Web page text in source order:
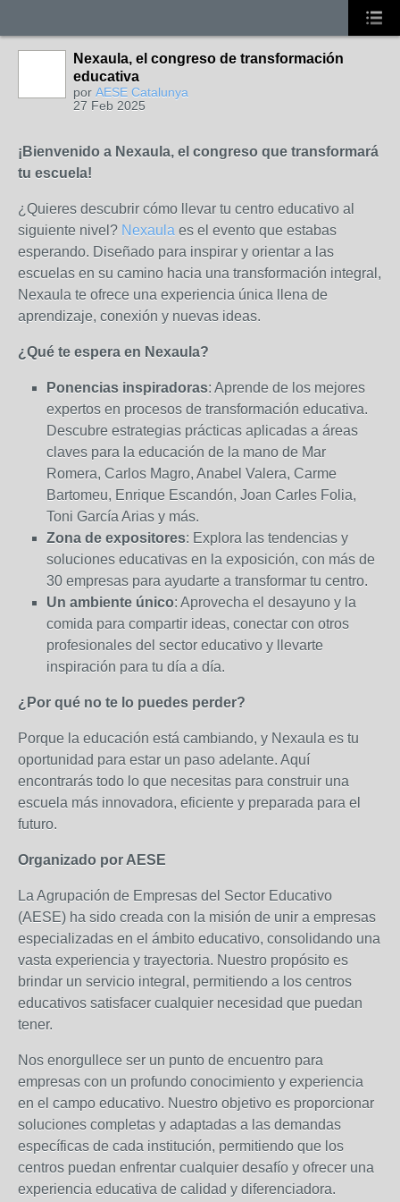
Nexaula, el congreso de transformación
educativa
por AESE Catalunya
27 Feb 2025
¡Bienvenido a Nexaula, el congreso que transformará
tu escuela!
¿Quieres descubrir cómo llevar tu centro educativo al
siguiente nivel? Nexaula es el evento que estabas
esperando. Diseñado para inspirar y orientar a las
escuelas en su camino hacia una transformación integral,
Nexaula te ofrece una experiencia única llena de
aprendizaje, conexión y nuevas ideas.
¿Qué te espera en Nexaula?
Ponencias inspiradoras: Aprende de los mejores
expertos en procesos de transformación educativa.
Descubre estrategias prácticas aplicadas a áreas
claves para la educación de la mano de Mar
Romera, Carlos Magro, Anabel Valera, Carme
Bartomeu, Enrique Escandón, Joan Carles Folia,
Toni García Arias y más.
Zona de expositores: Explora las tendencias y
soluciones educativas en la exposición, con más de
30 empresas para ayudarte a transformar tu centro.
Un ambiente único: Aprovecha el desayuno y la
comida para compartir ideas, conectar con otros
profesionales del sector educativo y llevarte
inspiración para tu día a día.
¿Por qué no te lo puedes perder?
Porque la educación está cambiando, y Nexaula es tu
oportunidad para estar un paso adelante. Aquí
encontrarás todo lo que necesitas para construir una
escuela más innovadora, eficiente y preparada para el
futuro.
Organizado por AESE
La Agrupación de Empresas del Sector Educativo
(AESE) ha sido creada con la misión de unir a empresas
especializadas en el ámbito educativo, consolidando una
vasta experiencia y trayectoria. Nuestro propósito es
brindar un servicio integral, permitiendo a los centros
educativos satisfacer cualquier necesidad que puedan
tener.
Nos enorgullece ser un punto de encuentro para
empresas con un profundo conocimiento y experiencia
en el campo educativo. Nuestro objetivo es proporcionar
soluciones completas y adaptadas a las demandas
específicas de cada institución, permitiendo que los
centros puedan enfrentar cualquier desafío y ofrecer una
experiencia educativa de calidad y diferenciadora.